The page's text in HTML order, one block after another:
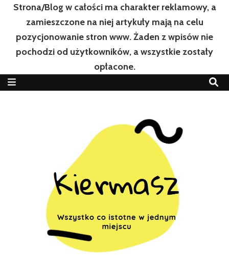
Strona/Blog w całości ma charakter reklamowy, a
zamieszczone na niej artykuły mają na celu
pozycjonowanie stron www. Żaden z wpisów nie
pochodzi od użytkowników, a wszystkie zostały
opłacone.